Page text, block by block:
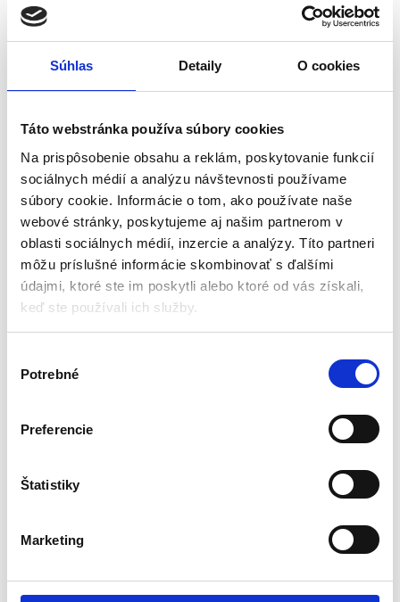
Súhlas Detaily O cookies
Táto webstránka používa súbory cookies
Na prispôsobenie obsahu a reklám, poskytovanie funkcií
sociálnych médií a analýzu návštevnosti používame
súbory cookie. Informácie o tom, ako používate naše
webové stránky, poskytujeme aj našim partnerom v
oblasti sociálnych médií, inzercie a analýzy. Títo partneri
môžu príslušné informácie skombinovať s ďalšími
údajmi, ktoré ste im poskytli alebo ktoré od vás získali,
keď ste používali ich služby.
Potrebné
Preferencie
Štatistiky
Marketing
Kompaktná a ľahká konštrukcia – ideálna na prepravu a
mobilnú prácu
Ukazovatele hladiny oleja, napätia a preťaženia
prevádzka
Ochrana proti preťaženiu a prehriatiu
Nízka hlučnosť a emisie výfukových plynov – šetrný k
životnému prostrediu
Port USB – umožňuje priame pripojenie kábla k agregátu a
nabíjanie zariadenia, napr. smartfónu
Ergonomická rukoväť – pohodlné premiestňovanie
zariadenia
Protisklzové nožičky – zvýšená stabilita a bezpečnosť
Výkon motora: 2,5 kW
Palivo: benzín
Typ motora: jednovalcový, štvortaktný, OHV, vzduchom